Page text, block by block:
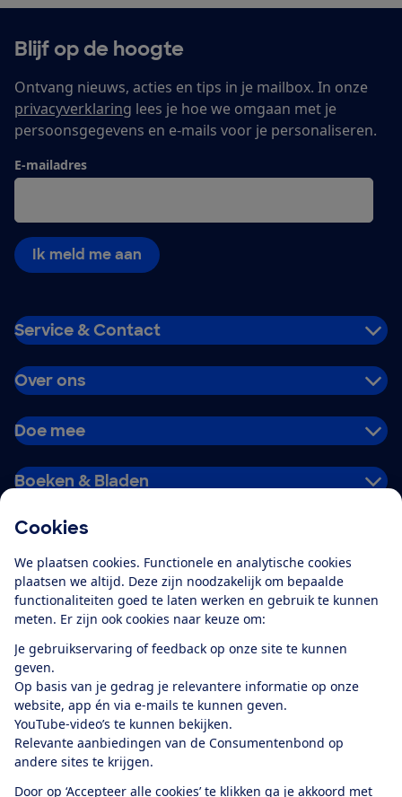
Cookies
We plaatsen cookies. Functionele en analytische cookies
plaatsen we altijd. Deze zijn noodzakelijk om bepaalde
functionaliteiten goed te laten werken en gebruik te kunnen
meten. Er zijn ook cookies naar keuze om:
Je gebruikservaring of feedback op onze site te kunnen
geven.
Op basis van je gedrag je relevantere informatie op onze
website, app én via e-mails te kunnen geven.
YouTube-video’s te kunnen bekijken.
Relevante aanbiedingen van de Consumentenbond op
andere sites te krijgen.
Door op ‘Accepteer alle cookies’ te klikken ga je akkoord met
Blijf op de hoogte
Ontvang nieuws, acties en tips in je mailbox. In onze
privacyverklaring lees je hoe we omgaan met je
persoonsgegevens en e-mails voor je personaliseren.
E-mailadres
Ik meld me aan
Service & Contact
Over ons
Doe mee
Boeken & Bladen
Alles over de
app
Algemene Voorwaarden
Privacyverklaring
Cookiebeleid
Privacyvoorkeuren
Toegankelijkheid
RSS-feed nieuws
Facebook
TwitterInstagram
YoutubeLinkedIn